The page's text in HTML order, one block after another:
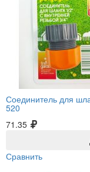
Соединитель для
520
71.35
Сравнить